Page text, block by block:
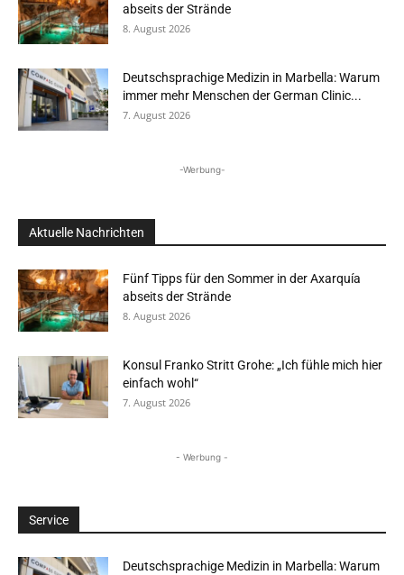
abseits der Strände
8. August 2026
Deutschsprachige Medizin in Marbella: Warum
immer mehr Menschen der German Clinic...
7. August 2026
-Werbung-
Aktuelle Nachrichten
Fünf Tipps für den Sommer in der Axarquía
abseits der Strände
8. August 2026
Konsul Franko Stritt Grohe: „Ich fühle mich hier
einfach wohl“
7. August 2026
- Werbung -
Service
Deutschsprachige Medizin in Marbella: Warum